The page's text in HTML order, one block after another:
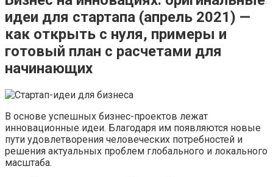
идеи для стартапа (апрель 2021) —
как открыть с нуля, примеры и
готовый план с расчетами для
начинающих
В основе успешных бизнес-проектов лежат
инновационные идеи. Благодаря им появляются новые
пути удовлетворения человеческих потребностей и
решения актуальных проблем глобального и локального
масштаба.